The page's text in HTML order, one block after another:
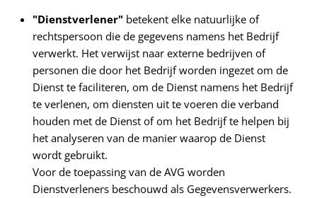
"Dienstverlener" betekent elke natuurlijke of
rechtspersoon die de gegevens namens het Bedrijf
verwerkt. Het verwijst naar externe bedrijven of
personen die door het Bedrijf worden ingezet om de
Dienst te faciliteren, om de Dienst namens het Bedrijf
te verlenen, om diensten uit te voeren die verband
houden met de Dienst of om het Bedrijf te helpen bij
het analyseren van de manier waarop de Dienst
wordt gebruikt.
Voor de toepassing van de AVG worden
Dienstverleners beschouwd als Gegevensverwerkers.